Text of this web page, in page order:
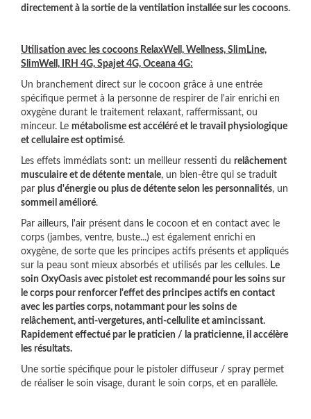
directement à la sortie de la ventilation installée sur les cocoons.
Utilisation avec les cocoons RelaxWell, Wellness, SlimLine,
SlimWell, IRH 4G, Spajet 4G, Oceana 4G:
Un branchement direct sur le cocoon grâce à une entrée
spécifique permet à la personne de respirer de l'air enrichi en
oxygène durant le traitement relaxant, raffermissant, ou
minceur. Le métabolisme est accéléré et le travail physiologique
et cellulaire est optimisé.
Les effets immédiats sont: un meilleur ressenti du relâchement
musculaire et de détente mentale, un bien-être qui se traduit
par plus d'énergie ou plus de détente selon les personnalités, un
sommeil amélioré.
Par ailleurs, l'air présent dans le cocoon et en contact avec le
corps (jambes, ventre, buste...) est également enrichi en
oxygène, de sorte que les principes actifs présents et appliqués
sur la peau sont mieux absorbés et utilisés par les cellules. Le
soin OxyOasis avec pistolet est recommandé pour les soins sur
le corps pour renforcer l'effet des principes actifs en contact
avec les parties corps, notammant pour les soins de
relâchement, anti-vergetures, anti-cellulite et amincissant.
Rapidement effectué par le praticien / la praticienne, il accélère
les résultats.
Une sortie spécifique pour le pistoler diffuseur / spray permet
de réaliser le soin visage, durant le soin corps, et en parallèle.